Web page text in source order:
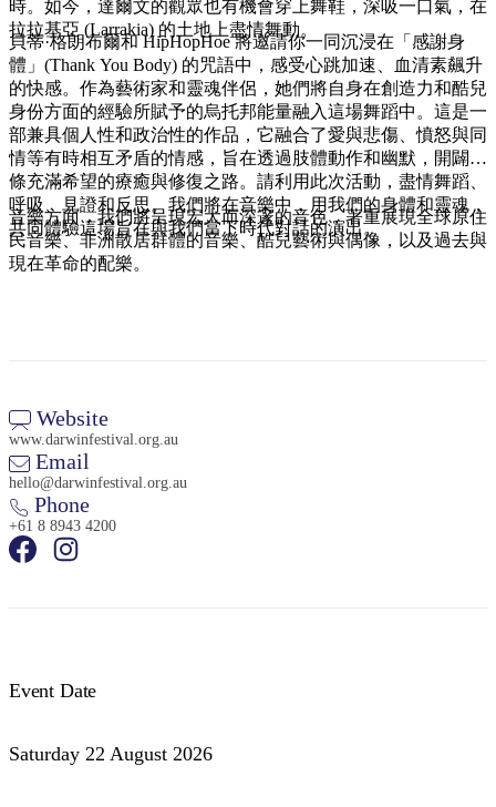
搜
尋:
Sign
up
時。如今，達爾文的觀眾也有機會穿上舞鞋，深吸一口氣，在
拉拉基亞 (Larrakia) 的土地上盡情舞動。
貝蒂·格朗布爾和 HipHopHoe 將邀請你一同沉浸在「感謝身
體」(Thank You Body) 的咒語中，感受心跳加速、血清素飆升
的快感。作為藝術家和靈魂伴侶，她們將自身在創造力和酷兒
身份方面的經驗所賦予的烏托邦能量融入這場舞蹈中。這是一
部兼具個人性和政治性的作品，它融合了愛與悲傷、憤怒與同
情等有時相互矛盾的情感，旨在透過肢體動作和幽默，開闢一
條充滿希望的療癒與修復之路。請利用此次活動，盡情舞蹈、
呼吸、見證和反思。我們將在音樂中，用我們的身體和靈魂，
共同體驗這場旨在與我們當下時代對話的演出。
音樂方面，我們將呈現宏大而深邃的音色，著重展現全球原住
民音樂、非洲散居群體的音樂、酷兒藝術與偶像，以及過去與
現在革命的配樂。
Website
www.darwinfestival.org.au
Email
hello@darwinfestival.org.au
Phone
+61 8 8943 4200
Event Date
Saturday 22 August 2026